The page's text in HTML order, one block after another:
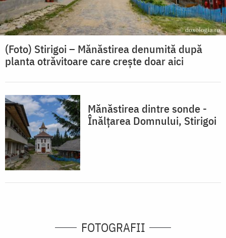
(Foto) Stirigoi – Mănăstirea denumită după
planta otrăvitoare care creşte doar aici
Mănăstirea dintre sonde -
Înălţarea Domnului, Stirigoi
FOTOGRAFII